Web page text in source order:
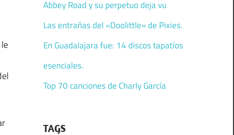
Abbey Road y su perpetuo deja vu
Las entrañas del «Doolittle» de Pixies.
En Guadalajara fue: 14 discos tapatíos
esenciales.
Top 70 canciones de Charly García
TAGS